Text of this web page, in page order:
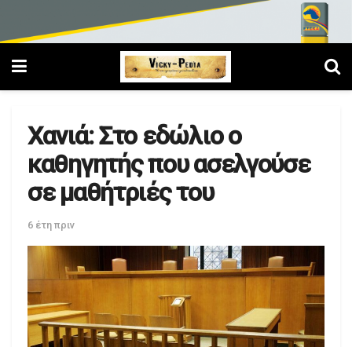
Χανιά: Στο εδώλιο ο
καθηγητής που ασελγούσε
σε μαθήτριές του
6 έτη πριν